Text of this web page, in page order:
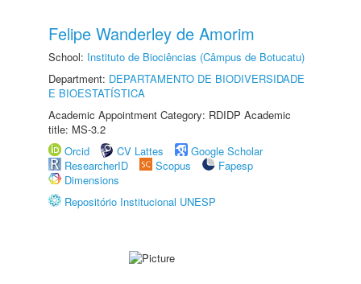
Felipe Wanderley de Amorim
School: Instituto de Biociências (Câmpus de Botucatu)
Department: DEPARTAMENTO DE BIODIVERSIDADE
E BIOESTATÍSTICA
Academic Appointment Category: RDIDP Academic
title: MS-3.2
Orcid
CV Lattes
Google Scholar
ResearcherID
Scopus
Fapesp
Dimensions
Repositório Institucional UNESP